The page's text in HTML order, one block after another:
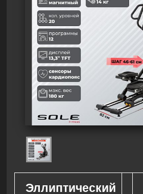
Эллиптический